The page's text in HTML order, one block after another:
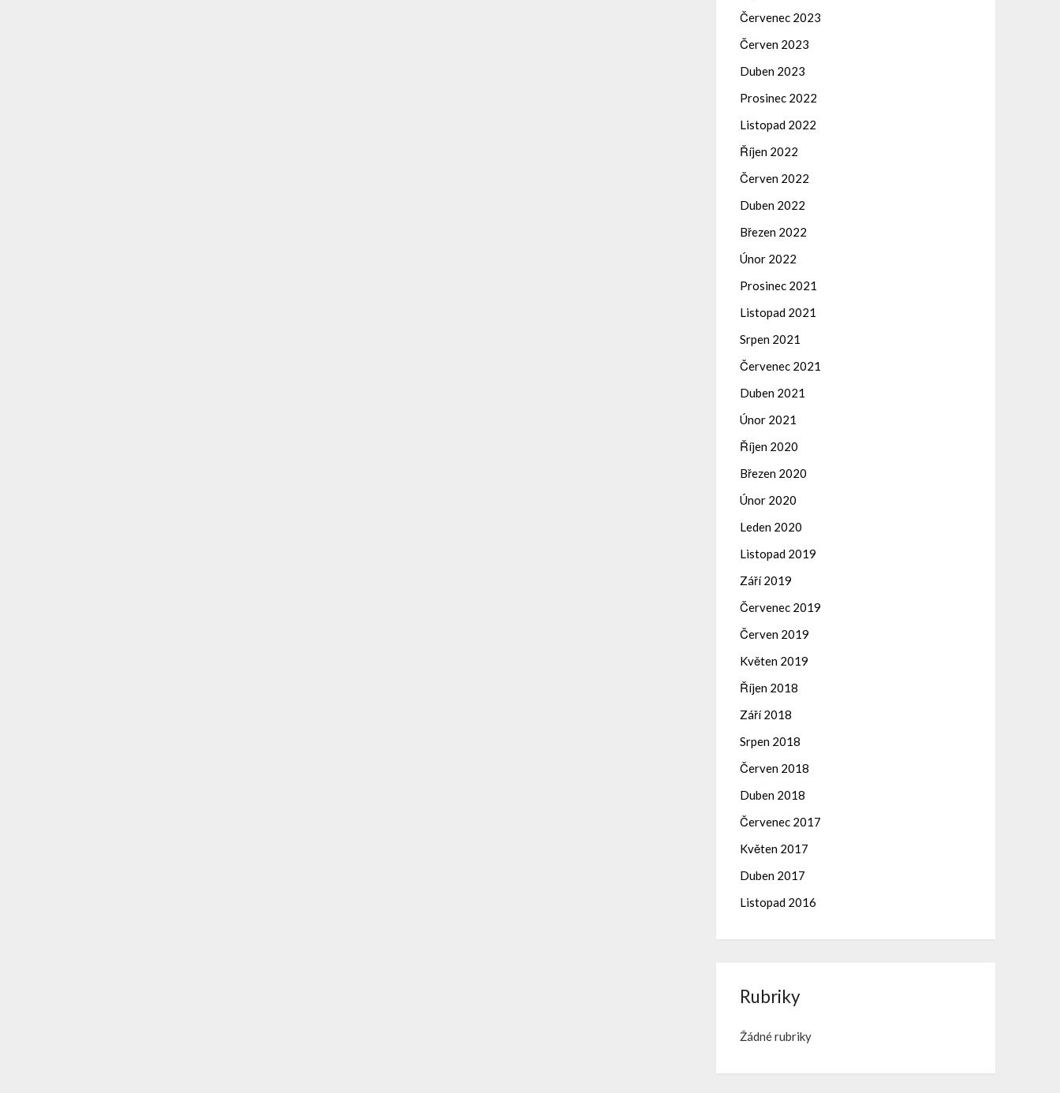
Červenec 2023
Červen 2023
Duben 2023
Prosinec 2022
Listopad 2022
Říjen 2022
Červen 2022
Duben 2022
Březen 2022
Únor 2022
Prosinec 2021
Listopad 2021
Srpen 2021
Červenec 2021
Duben 2021
Únor 2021
Říjen 2020
Březen 2020
Únor 2020
Leden 2020
Listopad 2019
Září 2019
Červenec 2019
Červen 2019
Květen 2019
Říjen 2018
Září 2018
Srpen 2018
Červen 2018
Duben 2018
Červenec 2017
Květen 2017
Duben 2017
Listopad 2016
Rubriky
Žádné rubriky